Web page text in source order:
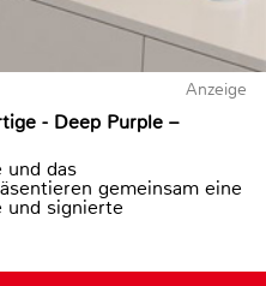
Anzeige
- Deep Purple –
und das
gemeinsam eine
signierte